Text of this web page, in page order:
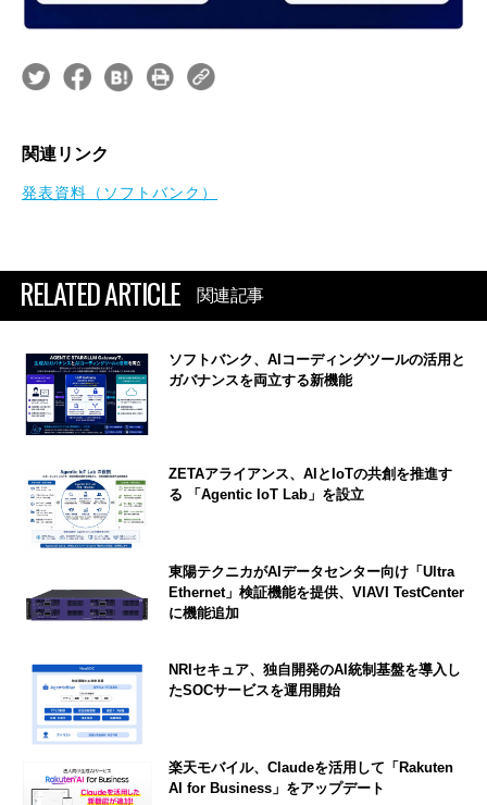
関連リンク
発表資料（ソフトバンク）
RELATED ARTICLE 関連記事
ソフトバンク、AIコーディングツールの活用と
ガバナンスを両立する新機能
ZETAアライアンス、AIとIoTの共創を推進す
る 「Agentic IoT Lab」を設立
東陽テクニカがAIデータセンター向け「Ultra
Ethernet」検証機能を提供、VIAVI TestCenter
に機能追加
NRIセキュア、独自開発のAI統制基盤を導入し
たSOCサービスを運用開始
楽天モバイル、Claudeを活用して「Rakuten
AI for Business」をアップデート